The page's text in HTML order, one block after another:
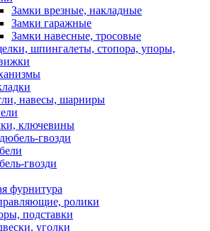
Замки врезные, накладные
Замки гаражные
Замки навесные, тросовые
шпингалеты, стопора, упоры,
навесы, шарниры
ключевины
гвозди
гвозди
фурнитура
ролики
подставки
уголки